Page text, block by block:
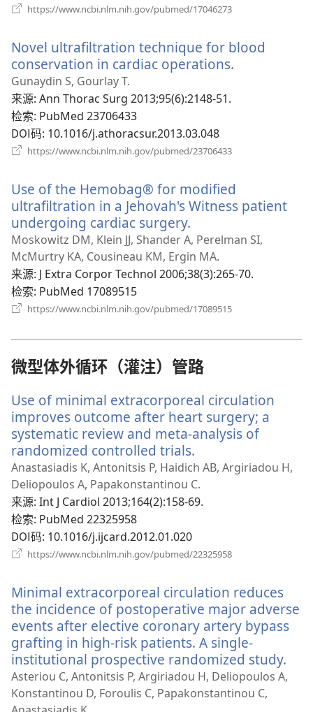
https://www.ncbi.nlm.nih.gov/pubmed/17046273
窗
Novel ultrafiltration technique for blood
conservation in cardiac operations.
Gunaydin S, Gourlay T.
来源‎: Ann Thorac Surg 2013;95(6):2148-51.
检索‎: PubMed 23706433
DOI码‎: 10.1016/j.athoracsur.2013.03.048
https://www.ncbi.nlm.nih.gov/pubmed/23706433
窗
口）
Use of the Hemobag® for modified
ultrafiltration in a Jehovah's Witness patient
undergoing cardiac surgery.
开
新
窗
Moskowitz DM, Klein JJ, Shander A, Perelman SI,
McMurtry KA, Cousineau KM, Ergin MA.
来源‎: J Extra Corpor Technol 2006;38(3):265-70.
检索‎: PubMed 17089515
https://www.ncbi.nlm.nih.gov/pubmed/17089515
微型体外循环（灌注）管路
Use of minimal extracorporeal circulation
improves outcome after heart surgery; a
systematic review and meta-analysis of
randomized controlled trials.
开
新
窗
Anastasiadis K, Antonitsis P, Haidich AB, Argiriadou H,
Deliopoulos A, Papakonstantinou C.
来源‎: Int J Cardiol 2013;164(2):158-69.
检索‎: PubMed 22325958
DOI码‎: 10.1016/j.ijcard.2012.01.020
https://www.ncbi.nlm.nih.gov/pubmed/22325958
窗
口）
Minimal extracorporeal circulation reduces
the incidence of postoperative major adverse
events after elective coronary artery bypass
grafting in high-risk patients. A single-
institutional prospective randomized study.
开
Asteriou C, Antonitsis P, Argiriadou H, Deliopoulos A,
Konstantinou D, Foroulis C, Papakonstantinou C,